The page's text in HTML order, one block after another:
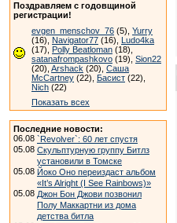
Поздравляем с годовщиной
регистрации!
evgen_menschov_76 (5), Yurry
(16), Navigator77 (16), Ludo4ka
(17), Polly Beatloman (18),
satanafrompashkovo (19), Sion22
(20), Arshack (20), Саша
McCartney (22), Басист (22),
Nich (22)
Показать всех
Последние новости:
06.08 `Revolver`: 60 лет спустя
05.08 Скульптурную группу Битлз
установили в Томске
05.08 Йоко Оно переиздаст альбом
«It’s Alright (I See Rainbows)»
05.08 Джон Бон Джови позвонил
Полу Маккартни из дома
детства битла